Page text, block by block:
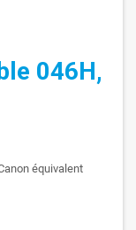
046H,
équivalent